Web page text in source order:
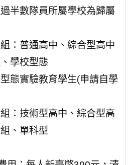
半數隊員所屬學校為歸屬
：普通高中、綜合型高中
學校型態
態實驗教育學生(申請自學
：技術型高中、綜合型高
、單科型